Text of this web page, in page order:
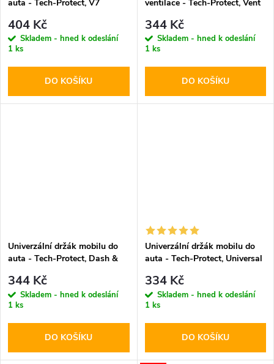
auta - Tech-Protect, V7
404 Kč
Skladem - hned k odeslání
1 ks
DO KOŠÍKU
ventilace - Tech-Protect, Vent
344 Kč
Skladem - hned k odeslání
1 ks
DO KOŠÍKU
Univerzální držák mobilu do
auta - Tech-Protect, Dash &
344 Kč
Skladem - hned k odeslání
1 ks
DO KOŠÍKU
Univerzální držák mobilu do
auta - Tech-Protect, Universal
334 Kč
Skladem - hned k odeslání
1 ks
DO KOŠÍKU